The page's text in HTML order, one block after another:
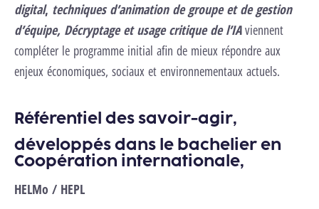
digital, techniques d’animation de groupe et de gestion
d’équipe, Décryptage et usage critique de l’IAviennent
compléter le programme initial afin de mieux répondre aux
enjeux économiques, sociaux et environnementaux actuels.
Référentiel des savoir-agir,
développés dans le bachelier en
Coopération internationale,
HELMo / HEPL